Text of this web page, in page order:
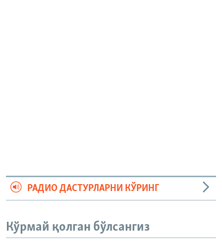
РАДИО ДАСТУРЛАРНИ КЎРИНГ
Кўрмай қолган бўлсангиз